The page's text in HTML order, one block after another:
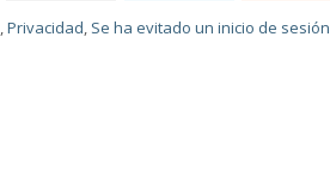
,Privacidad, Se ha evitado un inicio de sesión